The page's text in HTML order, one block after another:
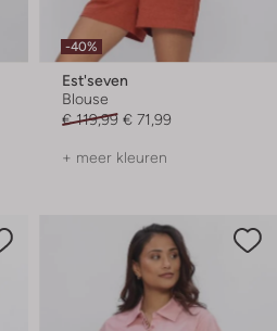
-40%
Est'seven
Blouse
€ 119,99 € 71,99
+ meer kleuren